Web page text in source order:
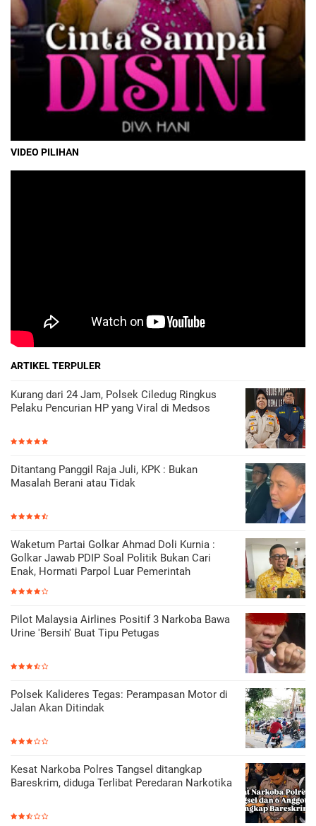
VIDEO PILIHAN
ARTIKEL TERPULER
Kurang dari 24 Jam, Polsek Ciledug Ringkus
Pelaku Pencurian HP yang Viral di Medsos
Ditantang Panggil Raja Juli, KPK : Bukan
Masalah Berani atau Tidak
Waketum Partai Golkar Ahmad Doli Kurnia :
Golkar Jawab PDIP Soal Politik Bukan Cari
Enak, Hormati Parpol Luar Pemerintah
Pilot Malaysia Airlines Positif 3 Narkoba Bawa
Urine 'Bersih' Buat Tipu Petugas
Polsek Kalideres Tegas: Perampasan Motor di
Jalan Akan Ditindak
Kesat Narkoba Polres Tangsel ditangkap
Bareskrim, diduga Terlibat Peredaran Narkotika